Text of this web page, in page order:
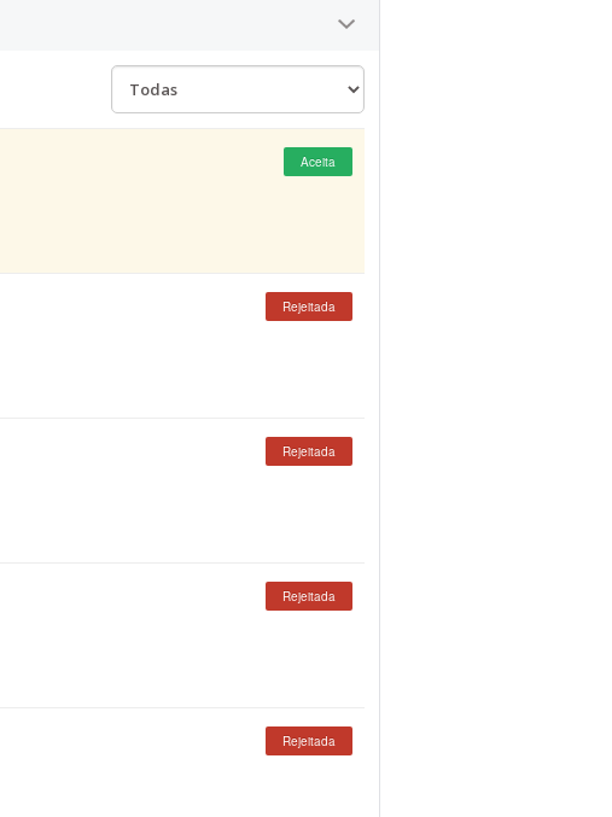
Aceita
Rejeitada
Rejeitada
Rejeitada
Rejeitada